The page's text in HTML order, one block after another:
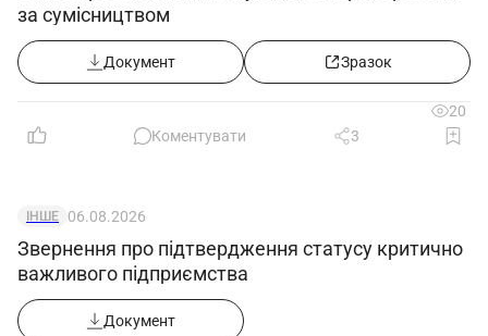
Документ
за сумісництвом
Документ Зразок
20
Коментувати
3
ІНШЕ 06.08.2026
Звернення про підтвердження статусу критично
важливого підприємства
Документ